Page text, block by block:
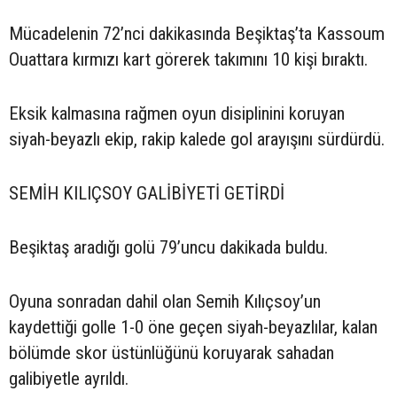
Mücadelenin 72’nci dakikasında Beşiktaş’ta Kassoum
Ouattara kırmızı kart görerek takımını 10 kişi bıraktı.
Eksik kalmasına rağmen oyun disiplinini koruyan
siyah-beyazlı ekip, rakip kalede gol arayışını sürdürdü.
SEMİH KILIÇSOY GALİBİYETİ GETİRDİ
Beşiktaş aradığı golü 79’uncu dakikada buldu.
Oyuna sonradan dahil olan Semih Kılıçsoy’un
kaydettiği golle 1-0 öne geçen siyah-beyazlılar, kalan
bölümde skor üstünlüğünü koruyarak sahadan
galibiyetle ayrıldı.